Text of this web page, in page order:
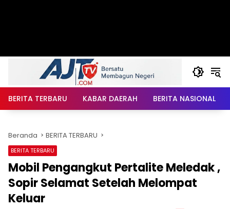
BERITA TERBARU KABAR DAERAH BERITA NASIONAL
Beranda BERITA TERBARU
BERITA TERBARU
Mobil Pengangkut Pertalite Meledak ,
Sopir Selamat Setelah Melompat
Keluar